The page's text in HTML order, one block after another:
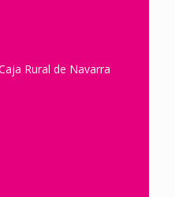
Rural de Navarra